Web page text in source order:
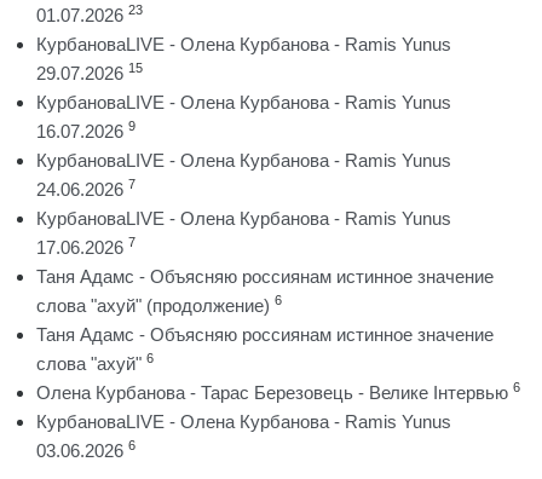
01.07.2026 23
КурбановаLIVE - Олена Курбанова - Ramis Yunus
29.07.2026 15
КурбановаLIVE - Олена Курбанова - Ramis Yunus
16.07.2026 9
КурбановаLIVE - Олена Курбанова - Ramis Yunus
24.06.2026 7
КурбановаLIVE - Олена Курбанова - Ramis Yunus
17.06.2026 7
Таня Адамс - Объясняю россиянам истинное значение
слова "ахуй" (продолжение) 6
Таня Адамс - Объясняю россиянам истинное значение
слова "ахуй" 6
Олена Курбанова - Тарас Березовець - Велике Інтервью 6
КурбановаLIVE - Олена Курбанова - Ramis Yunus
03.06.2026 6